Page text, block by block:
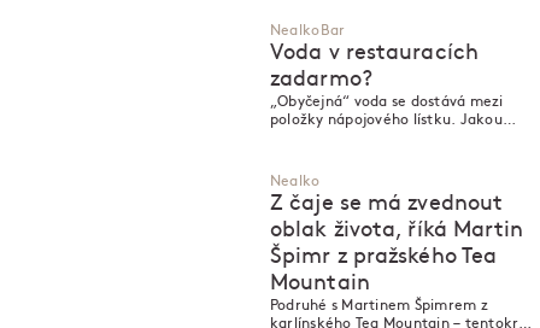
Nealko Bar
Voda v restauracích
zadarmo?
„Obyčejná“ voda se dostává mezi
položky nápojového lístku. Jakou
Nealko
Z čaje se má zvednout
oblak života, říká Martin
Špimr z pražského Tea
Mountain
Podruhé s Martinem Špimrem z
karlínského Tea Mountain – tentokrát